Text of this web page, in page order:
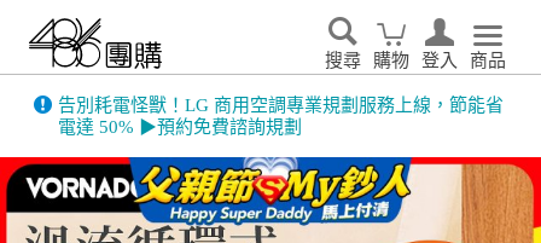
搜尋 購物 登入 商品
告別耗電怪獸！LG 商用空調專業規劃服務上線，節能省
電達 50% ▶預約免費諮詢規劃